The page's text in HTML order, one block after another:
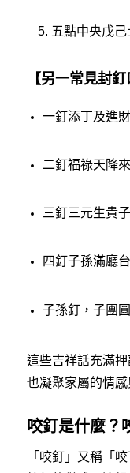
五點中央戊
【另一常見封釘
一釘添丁及進
二釘福祿天降
三釘三元生貴
四釘子孫滿廳
子孫釘，子團
這些吉祥話充滿
也凝聚家屬的情感
咬釘是什麼？
「咬釘」又稱「